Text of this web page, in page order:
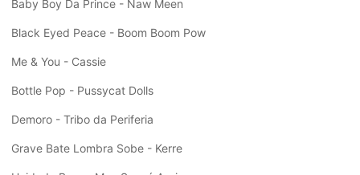
Baby Boy Da Prince - Naw Meen
Black Eyed Peace - Boom Boom Pow
Me & You - Cassie
Bottle Pop - Pussycat Dolls
Demoro - Tribo da Periferia
Grave Bate Lombra Sobe - Kerre